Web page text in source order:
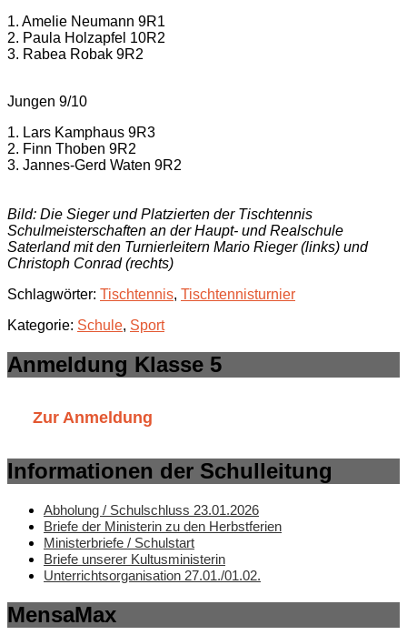
1. Amelie Neumann 9R1
2. Paula Holzapfel 10R2
3. Rabea Robak 9R2
Jungen 9/10
1. Lars Kamphaus 9R3
2. Finn Thoben 9R2
3. Jannes-Gerd Waten 9R2
Bild: Die Sieger und Platzierten der Tischtennis
Schulmeisterschaften an der Haupt- und Realschule
Saterlandmit den Turnierleitern Mario Rieger(links) und
Christoph Conrad (rechts)
Schlagwörter: Tischtennis, Tischtennisturnier
Kategorie: Schule, Sport
Anmeldung Klasse 5
Zur Anmeldung
Informationen der Schulleitung
Abholung / Schulschluss 23.01.2026
Briefe der Ministerin zu den Herbstferien
Ministerbriefe / Schulstart
Briefe unserer Kultusministerin
Unterrichtsorganisation 27.01./01.02.
MensaMax